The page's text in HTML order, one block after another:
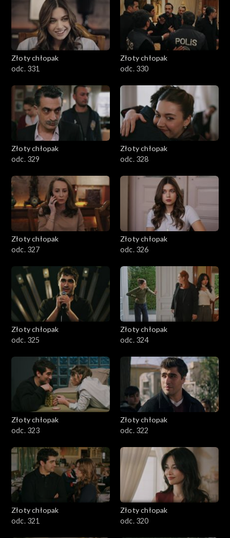
Złoty chłopak
odc. 331
Złoty chłopak
odc. 330
Złoty chłopak
odc. 329
Złoty chłopak
odc. 328
Złoty chłopak
odc. 327
Złoty chłopak
odc. 326
Złoty chłopak
odc. 325
Złoty chłopak
odc. 324
Złoty chłopak
odc. 323
Złoty chłopak
odc. 322
Złoty chłopak
odc. 321
Złoty chłopak
odc. 320